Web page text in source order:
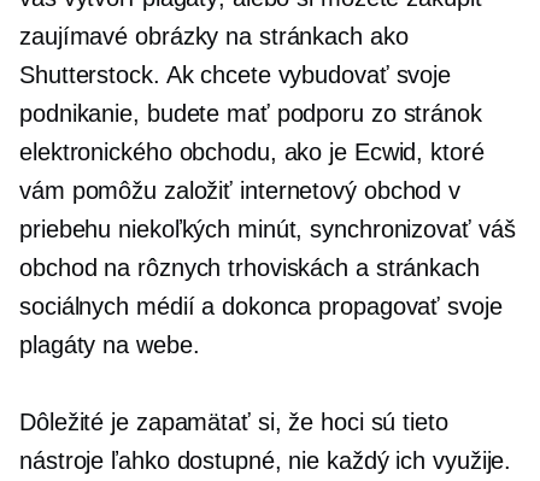
zaujímavé obrázky na stránkach ako
Shutterstock. Ak chcete vybudovať svoje
podnikanie, budete mať podporu zo stránok
elektronického obchodu, ako je Ecwid, ktoré
vám pomôžu založiť internetový obchod v
priebehu niekoľkých minút, synchronizovať váš
obchod na rôznych trhoviskách a stránkach
sociálnych médií a dokonca propagovať svoje
plagáty na webe.
Dôležité je zapamätať si, že hoci sú tieto
nástroje ľahko dostupné, nie každý ich využije.